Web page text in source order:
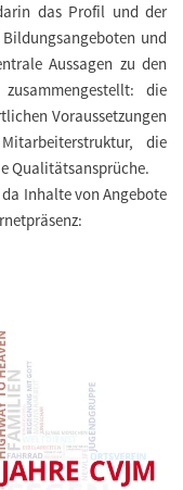
das Profil und der
und
Aussagen zu den
die
Voraussetzungen
die
Qualitätsansprüche.
Inhalte von Angebote